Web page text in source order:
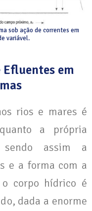
sob ação de correntes em
variável.
Efluentes em
rios e mares é
a própria
assim a
e a forma com a
corpo hídrico é
dada a enorme